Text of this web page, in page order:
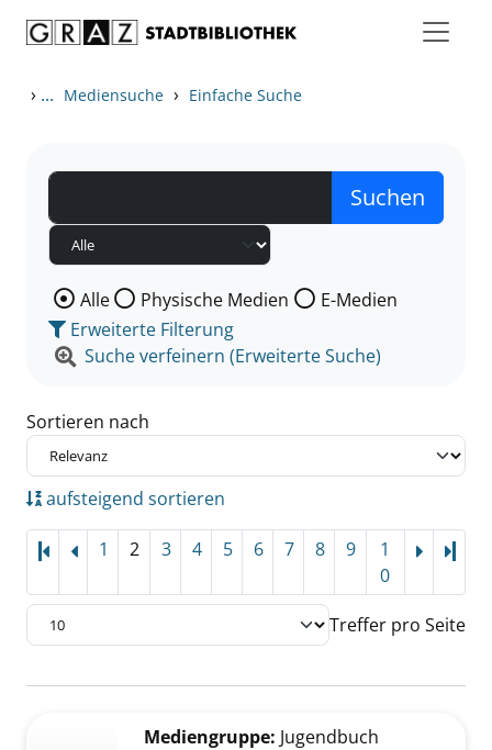
› ... Mediensuche › Einfache Suche
Wählen Sie die Medienart nach der Sie suchen wollen.
Alle Physische Medien
E-Medien
Erweiterte Filterung
Suche verfeinern (Erweiterte Suche)
Sortieren nach
aufsteigend sortieren
1 2 3 4 5 6 7 8 9
1
0
Treffer pro Seite
Zu den Suchfiltern springen
Mediengruppe: Jugendbuch